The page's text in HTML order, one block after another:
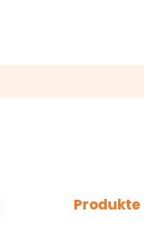
Produkte